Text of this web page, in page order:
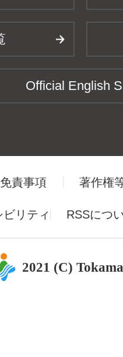
Official English
免責事項 著作権
リティ RSSにつ
2021 (C)